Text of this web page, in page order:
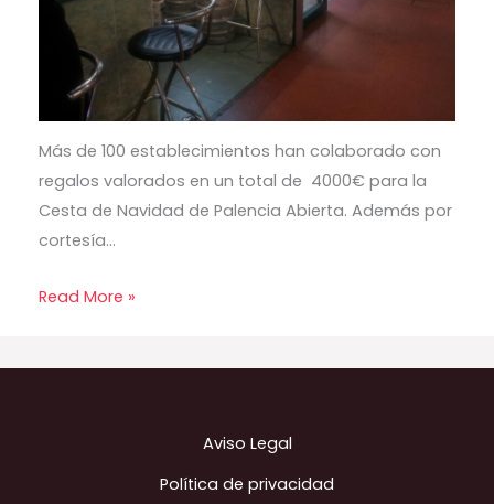
Más de 100 establecimientos han colaborado con
regalos valorados en un total de 4000€ para la
Cesta de Navidad de Palencia Abierta. Además por
cortesía…
Read More »
Aviso Legal
Política de privacidad